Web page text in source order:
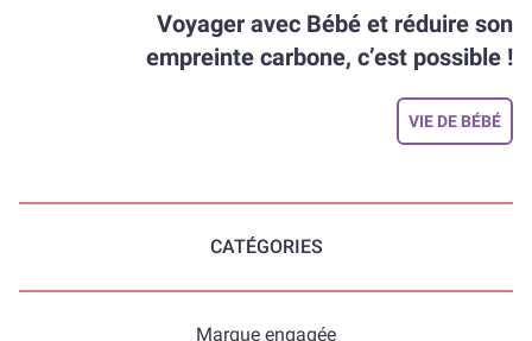
Voyager avec Bébé et réduire son
empreinte carbone, c’est possible !
VIE DE BÉBÉ
CATÉGORIES
Marque engagée